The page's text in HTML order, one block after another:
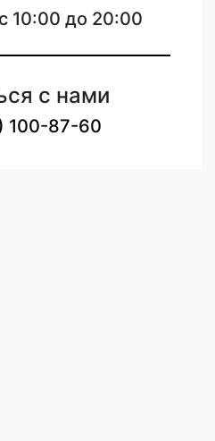
10:00 до 20:00
с нами
100-87-60